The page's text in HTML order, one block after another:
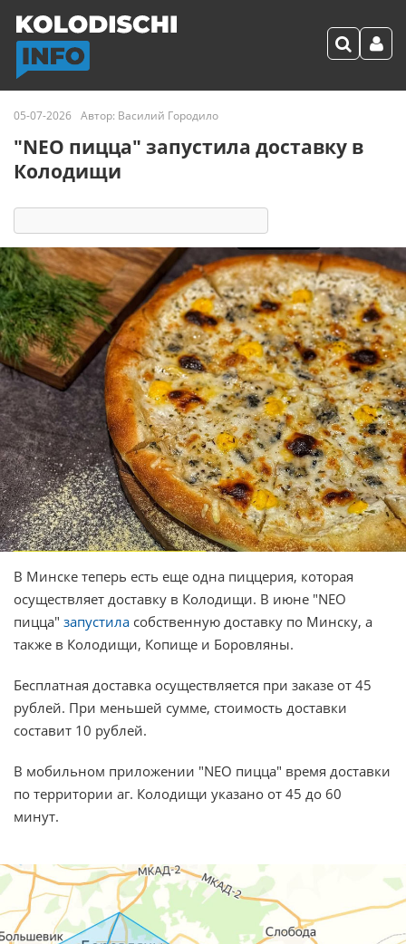
05-07-2026 Автор: Василий Городило
"NEO пицца" запустила доставку в
Колодищи
В Минске теперь есть еще одна пиццерия, которая
осуществляет доставку в Колодищи. В июне "NEO
пицца" запустила собственную доставку по Минску, а
также в Колодищи, Копище и Боровляны.
Бесплатная доставка осуществляется при заказе от 45
рублей. При меньшей сумме, стоимость доставки
составит 10 рублей.
В мобильном приложении "NEO пицца" время доставки
по территории аг. Колодищи указано от 45 до 60
минут.